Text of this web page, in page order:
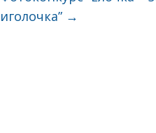
иголочка” →